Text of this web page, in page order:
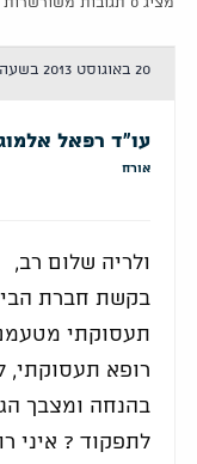
20 באוגוסט 2013 בשעה 10:24
עו"ד רפאל
אורח
ולריה שלום רב,
בקשת חברת
תעסוקתי
רופא תעסוקתי,
בהנחה ומצבך
לתפקוד ? איני